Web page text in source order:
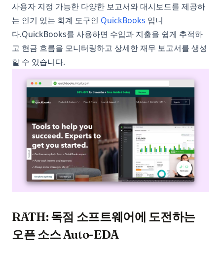
사용자 지정 가능한 다양한 보고서와 대시보드를 제공하
는 인기 있는 회계 도구인 QuickBooks (opens in a new tab)
입니
다.QuickBooks를 사용하면 수입과 지출을 쉽게 추적하
고 현금 흐름을 모니터링하고 상세한 재무 보고서를 생성
할 수 있습니다.
RATH: 독점 소프트웨어에 도전하는
오픈 소스 Auto-EDA